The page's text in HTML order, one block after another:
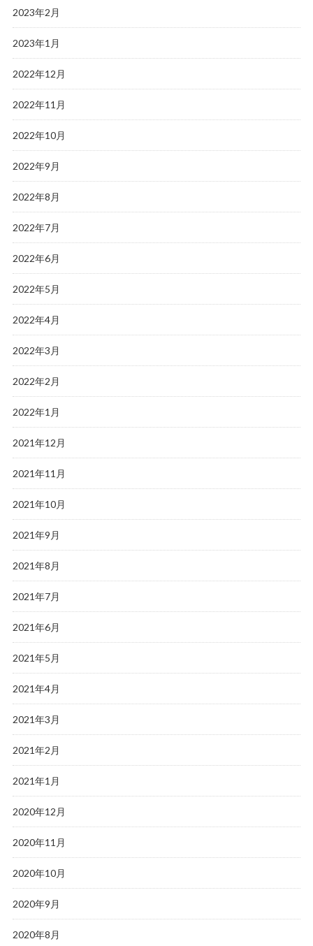
2023年2月
2023年1月
2022年12月
2022年11月
2022年10月
2022年9月
2022年8月
2022年7月
2022年6月
2022年5月
2022年4月
2022年3月
2022年2月
2022年1月
2021年12月
2021年11月
2021年10月
2021年9月
2021年8月
2021年7月
2021年6月
2021年5月
2021年4月
2021年3月
2021年2月
2021年1月
2020年12月
2020年11月
2020年10月
2020年9月
2020年8月